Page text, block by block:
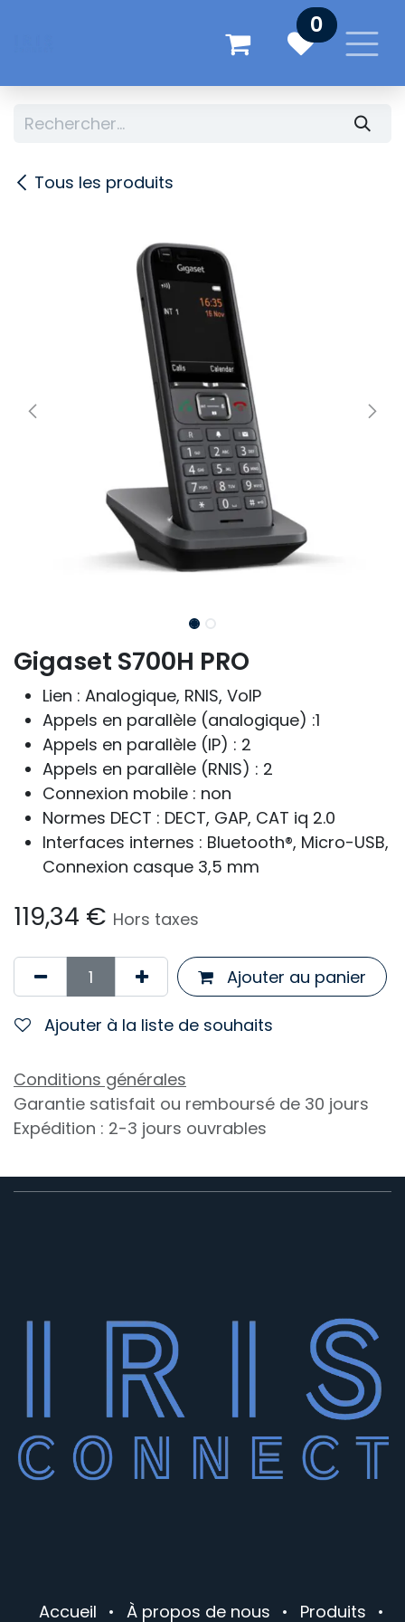
0
Tous les produits
Gigaset S700H PRO
Lien : Analogique, RNIS, VoIP
Appels en parallèle (analogique) :1
Appels en parallèle (IP) : 2
Appels en parallèle (RNIS) : 2
Connexion mobile : non
Normes DECT : DECT, GAP, CAT iq 2.0
Interfaces internes : Bluetooth®, Micro-USB,
Connexion casque 3,5 mm
119,34 € Hors taxes
Ajouter au panier
Ajouter à la liste de souhaits
Conditions générales
Garantie satisfait ou remboursé de 30 jours
Expédition : 2-3 jours ouvrables
Accueil • À propos de nous • Produits •